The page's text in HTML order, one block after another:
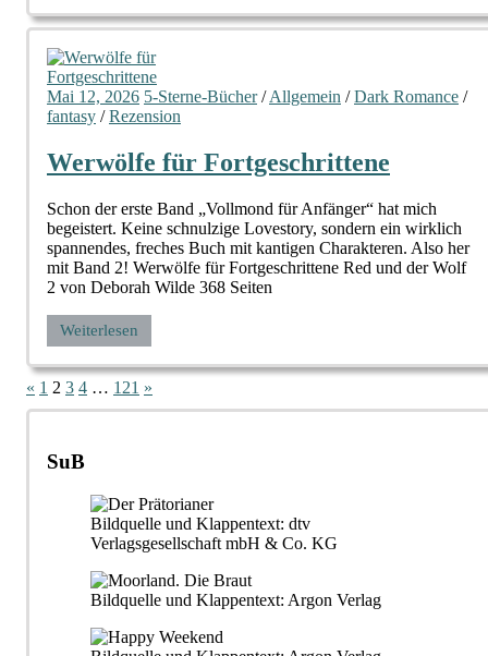
Mai 12, 2026 5-Sterne-Bücher/Allgemein /Dark Romance /
fantasy /Rezension
Werwölfe für Fortgeschrittene
Schon der erste Band „Vollmond für Anfänger“ hat mich
begeistert. Keine schnulzige Lovestory, sondern ein wirklich
spannendes, freches Buch mit kantigen Charakteren. Also her
mit Band 2! Werwölfe für Fortgeschrittene Red und der Wolf
2 von Deborah Wilde 368 Seiten
Weiterlesen
Seitennummerierung
der
Beiträge
« Vorherige
Beiträge
1 2 3 4 … 121 Nächste
Beiträge
»
SuB
Bildquelle und Klappentext: dtv
Verlagsgesellschaft mbH & Co. KG
Bildquelle und Klappentext: Argon Verlag